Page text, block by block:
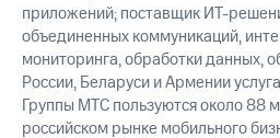
приложений; поставщик ИТ-
объединенных коммуникаций,
мониторинга, обработки данных,
России, Беларуси и Армении
Группы МТС пользуются около 88
российском рынке мобильного